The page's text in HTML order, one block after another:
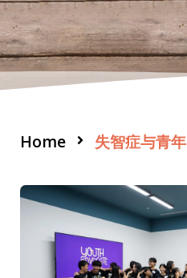
Home 失智症与青年